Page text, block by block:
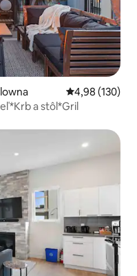
Priemerné
4,98 (130)
a stôl*Gril